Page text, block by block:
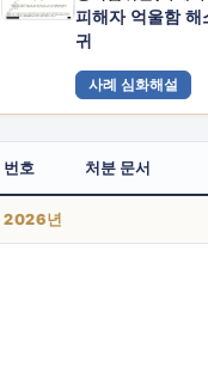
피해자 억울함 해
귀
사례 심화해설
번호 처분 문서
2026년